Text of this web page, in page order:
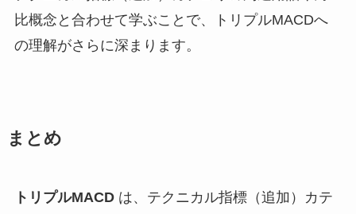
比概念と合わせて学ぶことで、トリプルMACDへ
の理解がさらに深まります。
まとめ
トリプルMACDは、テクニカル指標（追加）カテ